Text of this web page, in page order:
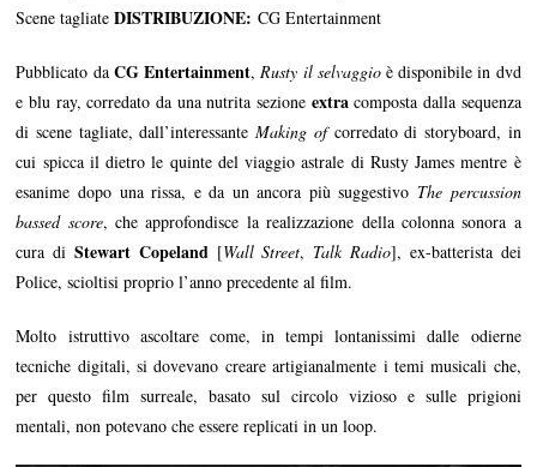
Scene tagliateDISTRIBUZIONE: CG Entertainment
Pubblicato da CG Entertainment,Rusty il selvaggioè disponibile in dvd
e blu ray, corredato da una nutrita sezione extracomposta dalla sequenza
di scene tagliate, dall’interessanteMaking of corredato di storyboard, in
cui spicca il dietro le quinte del viaggio astrale di Rusty James mentre è
esanime dopo una rissa, e da un ancora più suggestivo The percussion
bassed score, che approfondisce la realizzazione della colonna sonora a
cura diStewart Copeland[Wall Street, Talk Radio], ex-batterista dei
Police, scioltisi proprio l’anno precedente al film.
Molto istruttivo ascoltare come, in tempi lontanissimi dalle odierne
tecniche digitali, si dovevano creare artigianalmente i temi musicali che,
per questo film surreale, basato sul circolo vizioso e sulle prigioni
mentali, non potevano che essere replicati in un loop.